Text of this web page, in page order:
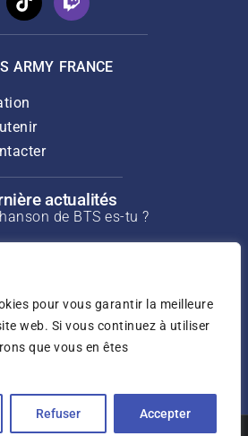
pour vous garantir la meilleure
web. Si vous continuez à utiliser
que vous en êtes
Refuser Accepter
ARMY FRANCE
actualités
de BTS es-tu ?
Hope pour Rolling Stone
de mars 2025
pour USA Today de mai